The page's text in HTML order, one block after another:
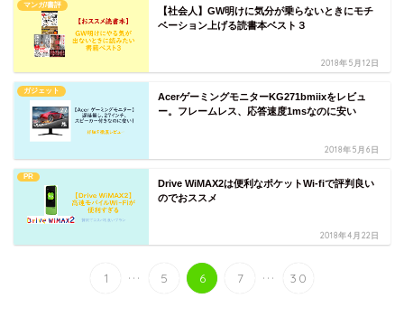
マンガ/書評
【社会人】GW明けに気分が乗らないときにモチ
ベーション上げる読書本ベスト３
2018年5月12日
ガジェット
AcerゲーミングモニターKG271bmiixをレビュ
ー。フレームレス、応答速度1msなのに安い
2018年5月6日
PR
Drive WiMAX2は便利なポケットWi-fiで評判良い
のでおススメ
2018年4月22日
1 ... 5 6 7 ... 30